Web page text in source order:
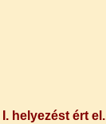
I. helyezést ért el.